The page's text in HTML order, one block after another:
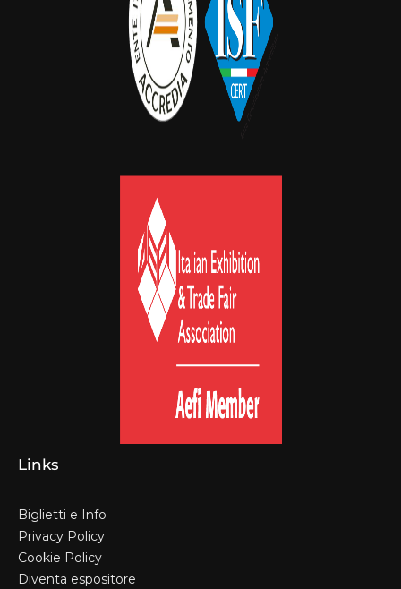
Links
Biglietti e Info
Privacy Policy
Cookie Policy
Diventa espositore